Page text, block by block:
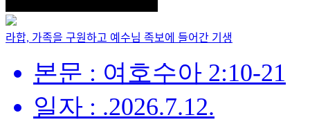
라합, 가족을 구원하고 예수님 족보에 들어간 기생
본문 : 여호수아 2:10-21
일자 : .2026.7.12.